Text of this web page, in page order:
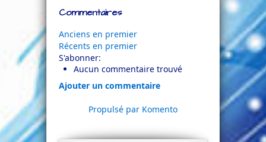
Commentaires
Anciens en premier
Récents en premier
S'abonner:
Aucun commentaire trouvé
Ajouter un commentaire
Propulsé par Komento